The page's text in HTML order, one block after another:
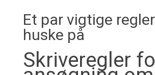
Et par vigtige
huske på
Skriveregler